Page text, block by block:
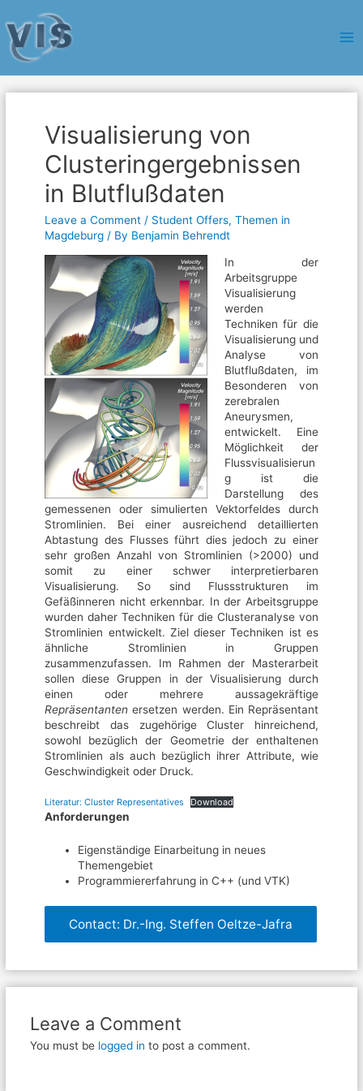
Visualisierung von
Clusteringergebnissen
in Blutflußdaten
Leave a Comment / Student Offers,Themen in
Magdeburg / By Benjamin Behrendt
In der
Arbeitsgruppe
Visualisierung
werden
Techniken für die
Visualisierung und
Analyse von
Blutflußdaten, im
Besonderen von
zerebralen
Aneurysmen,
entwickelt. Eine
Möglichkeit der
Flussvisualisierun
g ist die
Darstellung des
gemessenen oder simulierten Vektorfeldes durch
Stromlinien. Bei einer ausreichend detaillierten
Abtastung des Flusses führt dies jedoch zu einer
sehr großen Anzahl von Stromlinien (>2000) und
somit zu einer schwer interpretierbaren
Visualisierung. So sind Flussstrukturen im
Gefäßinneren nicht erkennbar. In der Arbeitsgruppe
wurden daher Techniken für die Clusteranalyse von
Stromlinien entwickelt. Ziel dieser Techniken ist es
ähnliche Stromlinien in Gruppen
zusammenzufassen. Im Rahmen der Masterarbeit
sollen diese Gruppen in der Visualisierung durch
einen oder mehrere aussagekräftige
Repräsentanten ersetzen werden. Ein Repräsentant
beschreibt das zugehörige Cluster hinreichend,
sowohl bezüglich der Geometrie der enthaltenen
Stromlinien als auch bezüglich ihrer Attribute, wie
Geschwindigkeit oder Druck.
Literatur: Cluster Representatives Download
Anforderungen
Eigenständige Einarbeitung in neues
Themengebiet
Programmiererfahrung in C++ (und VTK)
Contact: Dr.-Ing. Steffen Oeltze-Jafra
Leave a Comment
You must be logged in to post a comment.